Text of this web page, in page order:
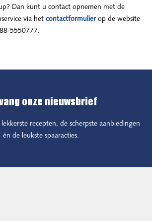
Dan kunt u contact opnemen met de
via het contactformulierop de website
5550777.
onze nieuwsbrief
recepten, de scherpste aanbiedingen
én de leukste spaaracties.